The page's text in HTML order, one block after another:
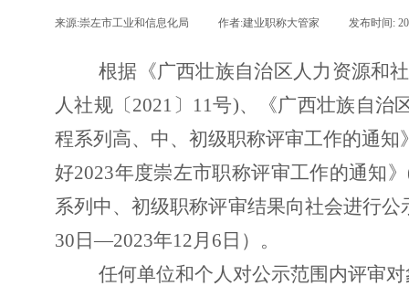
来源:崇左市工业和信息化局 作者:建业职称大管家 发布时间:
根据《广西壮族自治区人力资源和
人社规〔2021〕11号)、
《广西壮族自
程系列高、中、初级职称评审工作的通知
好2023年度崇左市职称评审工作的通知》
系列中、初级职称评审结果向社会进行
30日—2023年12月6日 ） 。
任何单位和个人对公示范围内评审